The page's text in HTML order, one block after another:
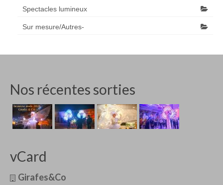
Spectacles lumineux
Sur mesure/Autres-
Nos récentes sorties
vCard
Girafes&Co